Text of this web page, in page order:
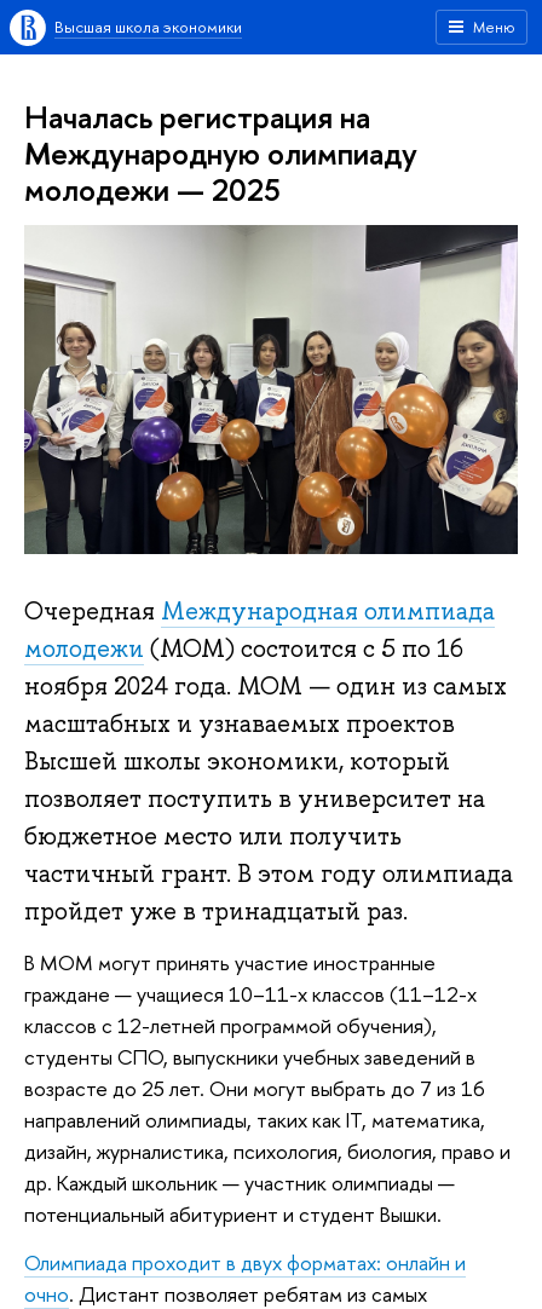
Меню
Высшая школа экономики
Началась регистрация на
Международную олимпиаду
молодежи — 2025
Очередная Международная олимпиада
молодежи (МОМ) состоится с 5 по 16
ноября 2024 года. МОМ — один из самых
масштабных и узнаваемых проектов
Высшей школы экономики, который
позволяет поступить в университет на
бюджетное место или получить
частичный грант. В этом году олимпиада
пройдет уже в тринадцатый раз.
В МОМ могут принять участие иностранные
граждане — учащиеся 10–11-х классов (11–12-х
классов с 12-летней программой обучения),
студенты СПО, выпускники учебных заведений в
возрасте до 25 лет. Они могут выбрать до 7 из 16
направлений олимпиады, таких как IT, математика,
дизайн, журналистика, психология, биология, право и
др. Каждый школьник — участник олимпиады —
потенциальный абитуриент и студент Вышки.
Олимпиада проходит в двух форматах: онлайн и
очно. Дистант позволяет ребятам из самых